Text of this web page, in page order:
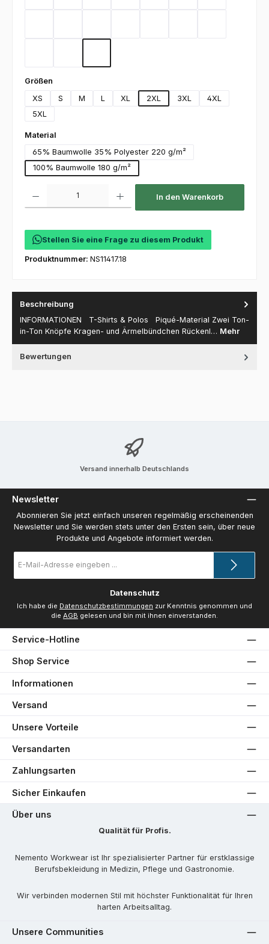
Größen
XS
S M L XL 2XL 3XL
4XL
5XL
Material
65% Baumwolle 35% Polyester 220 g/m²
100% Baumwolle 180 g/m²
In den Warenkorb
Stellen Sie eine Frage zu diesem Produkt
Produktnummer: NS11417.18
Beschreibung
INFORMATIONEN T-Shirts & Polos Piqué-Material Zwei Ton-
in-Ton Knöpfe Kragen- und Ärmelbündchen Rückenl… Mehr
Bewertungen
Versand innerhalb Deutschlands
Newsletter
Abonnieren Sie jetzt einfach unseren regelmäßig erscheinenden
Newsletter und Sie werden stets unter den Ersten sein, über neue
Produkte und Angebote informiert werden.
Mail-
Datenschutz
Ich habe die Datenschutzbestimmungen zur Kenntnis genommen und
die AGB gelesen und bin mit ihnen einverstanden.
Service-Hotline
Shop Service
Informationen
Versand
Unsere Vorteile
Versandarten
Zahlungsarten
Sicher Einkaufen
Über uns
Qualität für Profis.
Nemento Workwear ist Ihr spezialisierter Partner für erstklassige
Berufsbekleidung in Medizin, Pflege und Gastronomie.
Wir verbinden modernen Stil mit höchster Funktionalität für Ihren
harten Arbeitsalltag.
Unsere Communities